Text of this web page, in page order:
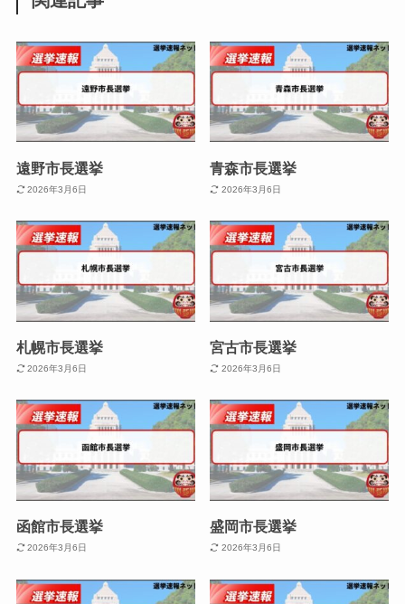
遠野市長選挙
2026年3月6日
青森市長選挙
2026年3月6日
札幌市長選挙
2026年3月6日
宮古市長選挙
2026年3月6日
函館市長選挙
2026年3月6日
盛岡市長選挙
2026年3月6日